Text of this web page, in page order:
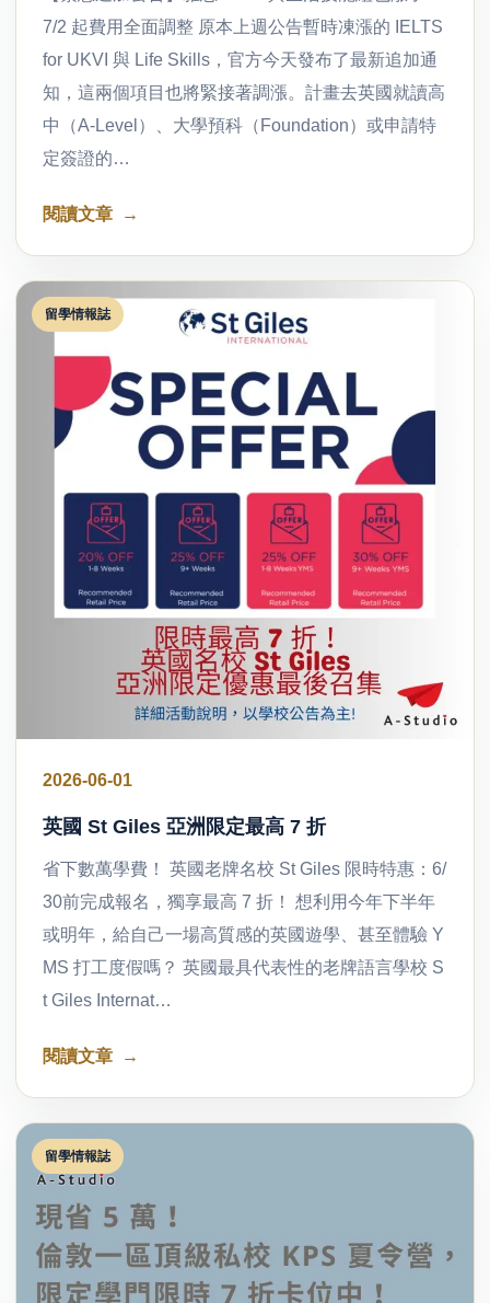
7/2 起費用全面調整 原本上週公告暫時凍漲的 IELTS
for UKVI 與 Life Skills，官方今天發布了最新追加通
知，這兩個項目也將緊接著調漲。計畫去英國就讀高
中（A-Level）、大學預科（Foundation）或申請特
定簽證的…
閱讀文章
留學情報誌
2026-06-01
英國 St Giles 亞洲限定最高 7 折
省下數萬學費！ 英國老牌名校 St Giles 限時特惠：6/
30前完成報名，獨享最高 7 折！ 想利用今年下半年
或明年，給自己一場高質感的英國遊學、甚至體驗 Y
MS 打工度假嗎？ 英國最具代表性的老牌語言學校 S
t Giles Internat…
閱讀文章
留學情報誌